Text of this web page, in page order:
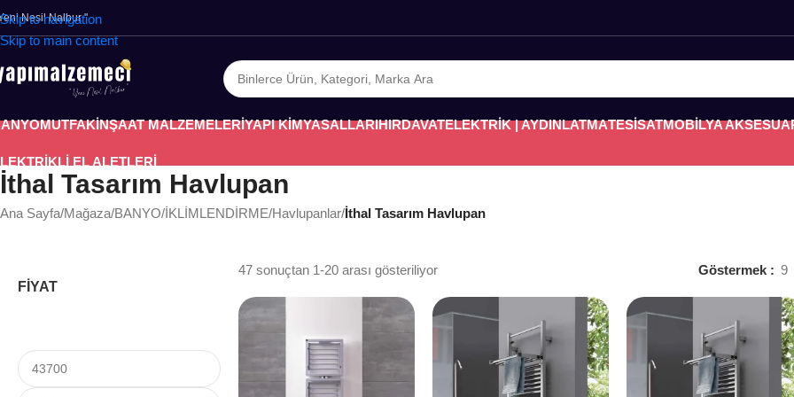
Skip to navigation
Skip to main content
Nesil Nalbur "
MUTFAKİNŞAAT MALZEMELERİYAPI KİMYASALLARIHIRDAVATELEKTRİK | AYDINLATMATESİSATMOBİLYA
EL ALETLERİ
İthal Tasarım Havlupan
Ana Sayfa/Mağaza/BANYO/İKLİMLENDİRME/Havlupanlar/İthal Tasarım Havlupan
FİYAT
47 sonuçtan 1-20 arası gösteriliyor Göstermek 9